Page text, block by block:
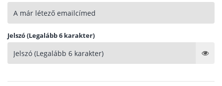
Jelszó (Legalább 6 karakter)